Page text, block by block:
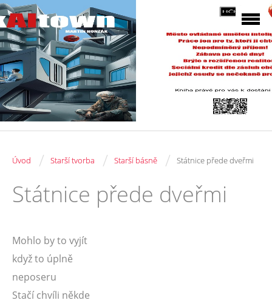
Úvod / Starší tvorba / Starší básně / Státnice přede dveřmi
Státnice přede dveřmi
Mohlo by to vyjít
když to úplně
neposeru
Stačí chvíli někde